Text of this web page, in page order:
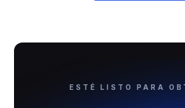
ESTÉ LISTO PARA